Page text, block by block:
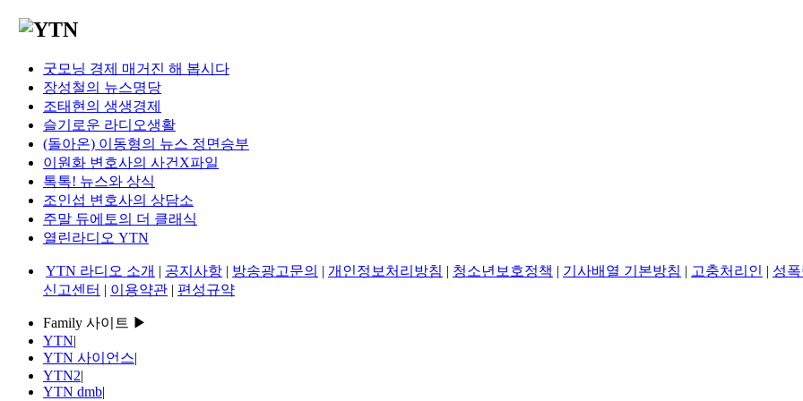
굿모닝 경제 매거진 해 봅시다
장성철의 뉴스명당
조태현의 생생경제
슬기로운 라디오생활
(돌아온) 이동형의 뉴스 정면승부
이원화 변호사의 사건X파일
톡톡! 뉴스와 상식
조인섭 변호사의 상담소
주말 듀에토의 더 클래식
열린라디오 YTN
YTN 라디오 소개 | 공지사항 | 방송광고문의 | 개인정보처리방침 | 청소년보호정책 | 기사배열 기본방침 | 고충처리인 | 성
신고센터 | 이용약관 | 편성규약
Family 사이트 ▶
YTN|
YTN 사이언스|
YTN2|
YTN dmb|